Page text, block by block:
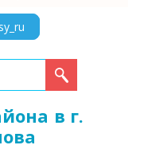
в г.